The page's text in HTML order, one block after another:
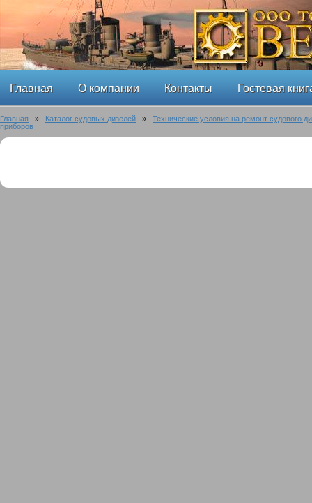
Главная О компании Контакты Гостевая
Главная » Каталог судовых дизелей » Технические условия на ремонт судового
приборов